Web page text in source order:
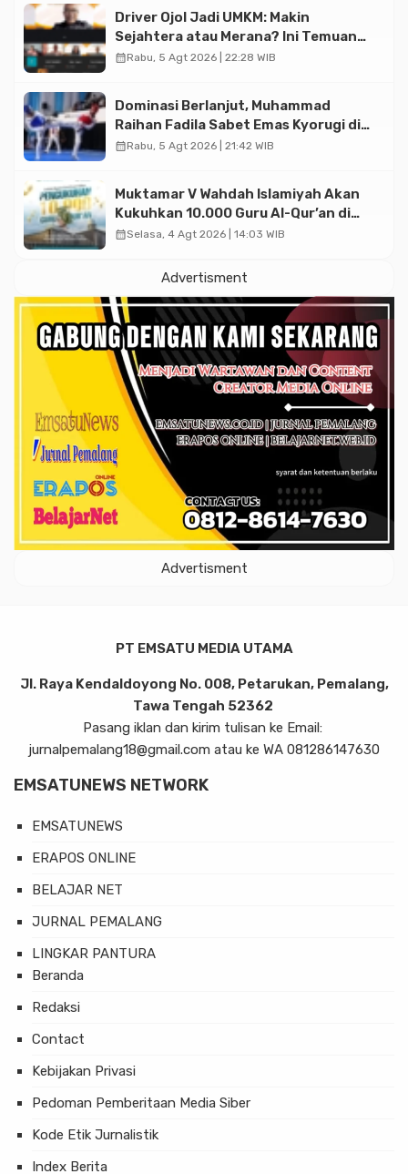
Driver Ojol Jadi UMKM: Makin
Sejahtera atau Merana? Ini Temuan
Diskusi Paramadina
calendar_monthRabu, 5 Agt 2026 | 22:28 WIB
Dominasi Berlanjut, Muhammad
Raihan Fadila Sabet Emas Kyorugi di
Asian Taekwondo Indonesia Open
calendar_monthRabu, 5 Agt 2026 | 21:42 WIB
Muktamar V Wahdah Islamiyah Akan
Kukuhkan 10.000 Guru Al-Qur’an di
Masjid Istiqlal
calendar_monthSelasa, 4 Agt 2026 | 14:03 WIB
Advertisment
Advertisment
PT EMSATU MEDIA UTAMA
Jl. Raya Kendaldoyong No. 008, Petarukan, Pemalang,
Tawa Tengah 52362
Pasang iklan dan kirim tulisan ke Email:
jurnalpemalang18@gmail.com atau ke WA 081286147630
EMSATUNEWS NETWORK
EMSATUNEWS
ERAPOS ONLINE
BELAJAR NET
JURNAL PEMALANG
LINGKAR PANTURA
Beranda
Redaksi
Contact
Kebijakan Privasi
Pedoman Pemberitaan Media Siber
Kode Etik Jurnalistik
Index Berita